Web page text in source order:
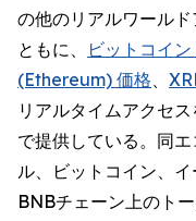
の他のリアルワール
ともに、
ビットコイ
(Ethereum) 価格、
リアルタイムアクセ
で提供している。同
ル、ビットコイン、
BNBチェーン上のト